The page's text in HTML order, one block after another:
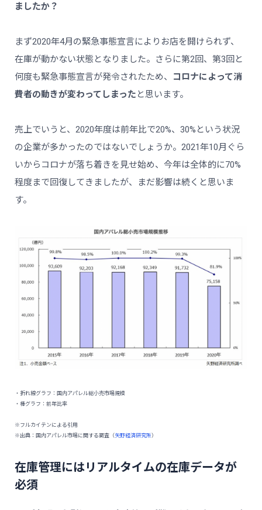
ましたか？
まず2020年4月の緊急事態宣言によりお店を開けられず、
在庫が動かない状態となりました。さらに第2回、第3回と
何度も緊急事態宣言が発令されたため、
コロナによって消
費者の動きが変わってしまった と思います。
売上でいうと、2020年度は前年比で20%、30%という状況
の企業が多かったのではないでしょうか。2021年10月ぐら
いからコロナが落ち着きを見せ始め、今年は全体的に70%
程度まで回復してきましたが、まだ影響は続くと思いま
す。
・折れ線グラフ：国内アパレル総小売市場規模
・棒グラフ：前年比率
※フルカイテンによる引用
※出典：国内アパレル市場に関する調査（ 矢野経済研究所 ）
在庫管理にはリアルタイムの在庫データが
必須